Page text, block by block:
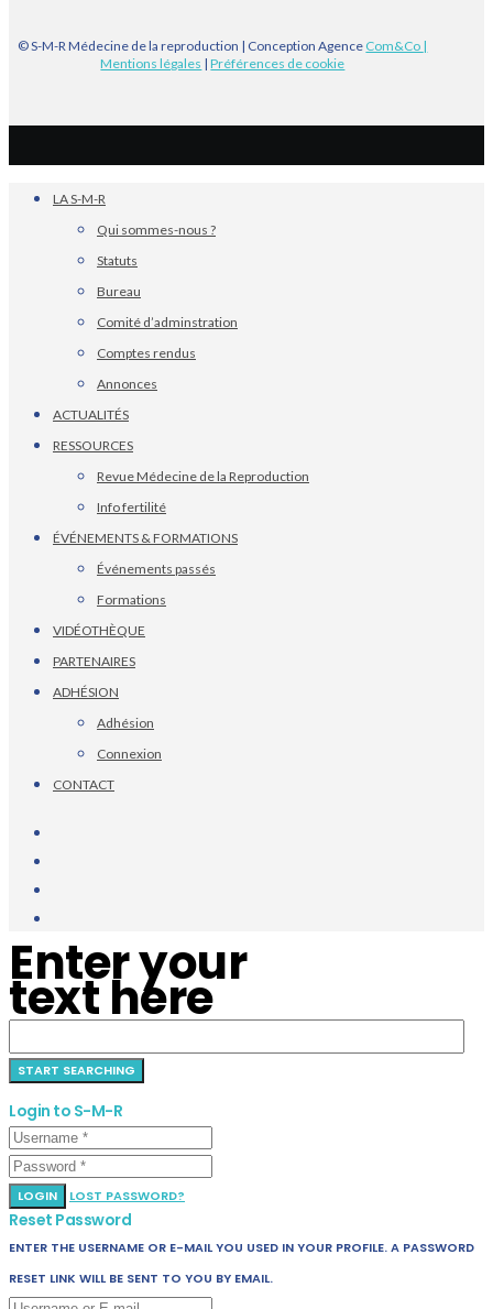
© S-M-R Médecine de la reproduction | Conception Agence Com&Co |
Mentions légales |Préférences de cookie
LA S-M-R
Qui sommes-nous ?
Statuts
Bureau
Comité d’adminstration
Comptes rendus
Annonces
ACTUALITÉS
RESSOURCES
Revue Médecine de la Reproduction
Info fertilité
ÉVÉNEMENTS & FORMATIONS
Événements passés
Formations
VIDÉOTHÈQUE
PARTENAIRES
ADHÉSION
Adhésion
Connexion
CONTACT
Enter your
text here
Login to S-M-R
LOGIN LOST PASSWORD?
Reset Password
ENTER THE USERNAME OR E-MAIL YOU USED IN YOUR PROFILE. A PASSWORD
RESET LINK WILL BE SENT TO YOU BY EMAIL.